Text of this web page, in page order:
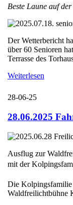
Beste Laune auf
Der Wetterbericht
über 60 Senioren
Terrasse des
Weiterlesen
28-06-25
28.06.2025
Ausflug zur
mit der
Die Kolpingsfamilie
Waldfreilichtbühne